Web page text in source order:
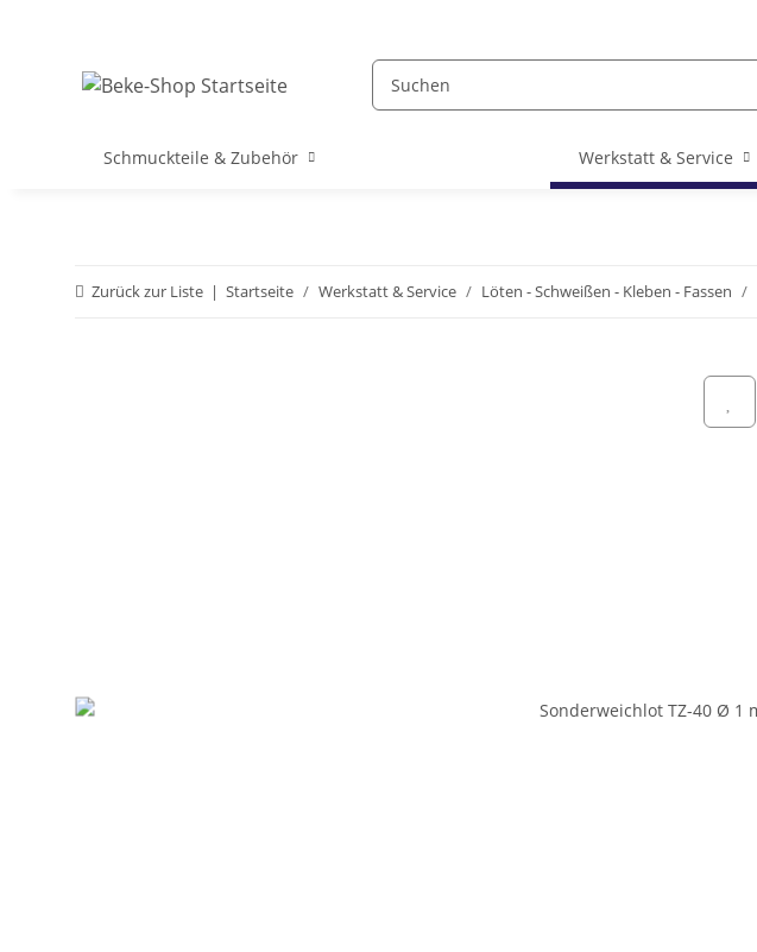
Schmuckteile & Zubehör Werkstatt & Service
Zurück zur Liste Startseite Werkstatt & Service Löten - Schweißen - Kleben - Fassen